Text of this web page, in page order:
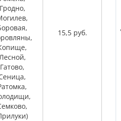
Гродно,
Гатово,
15,5 руб.